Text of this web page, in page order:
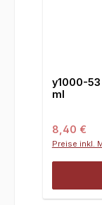
y1000-
ml
Regulärer
8,40 €
Preise inkl.